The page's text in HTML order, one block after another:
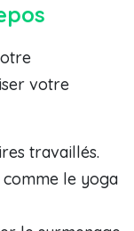
votre
travaillés.
comme le yoga